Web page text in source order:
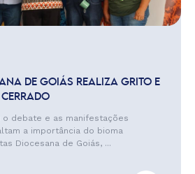
DE GOIÁS REALIZA GRITO E
debate e as manifestações
a importância do bioma
Diocesana de Goiás, ...